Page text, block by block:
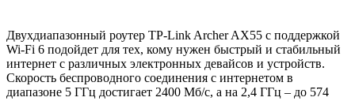
Двухдиапазонный роутер TP-Link Archer AX55 с поддержкой
Wi-Fi 6 подойдет для тех, кому нужен быстрый и стабильный
интернет с различных электронных девайсов и устройств.
Скорость беспроводного соединения с интернетом в
диапазоне 5 ГГц достигает 2400 Мб/с, а на 2,4 ГГц – до 574